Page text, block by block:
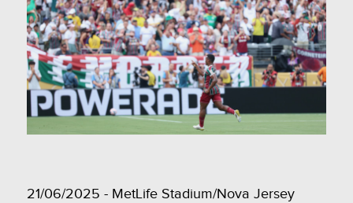
21/06/2025 - MetLife Stadium/Nova Jersey